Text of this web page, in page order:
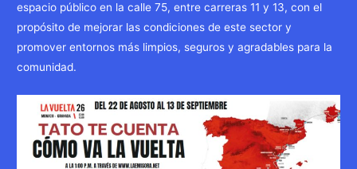
espacio público en la calle 75, entre carreras 11 y 13, con el
propósito de mejorar las condiciones de este sector y
promover entornos más limpios, seguros y agradables para la
comunidad.